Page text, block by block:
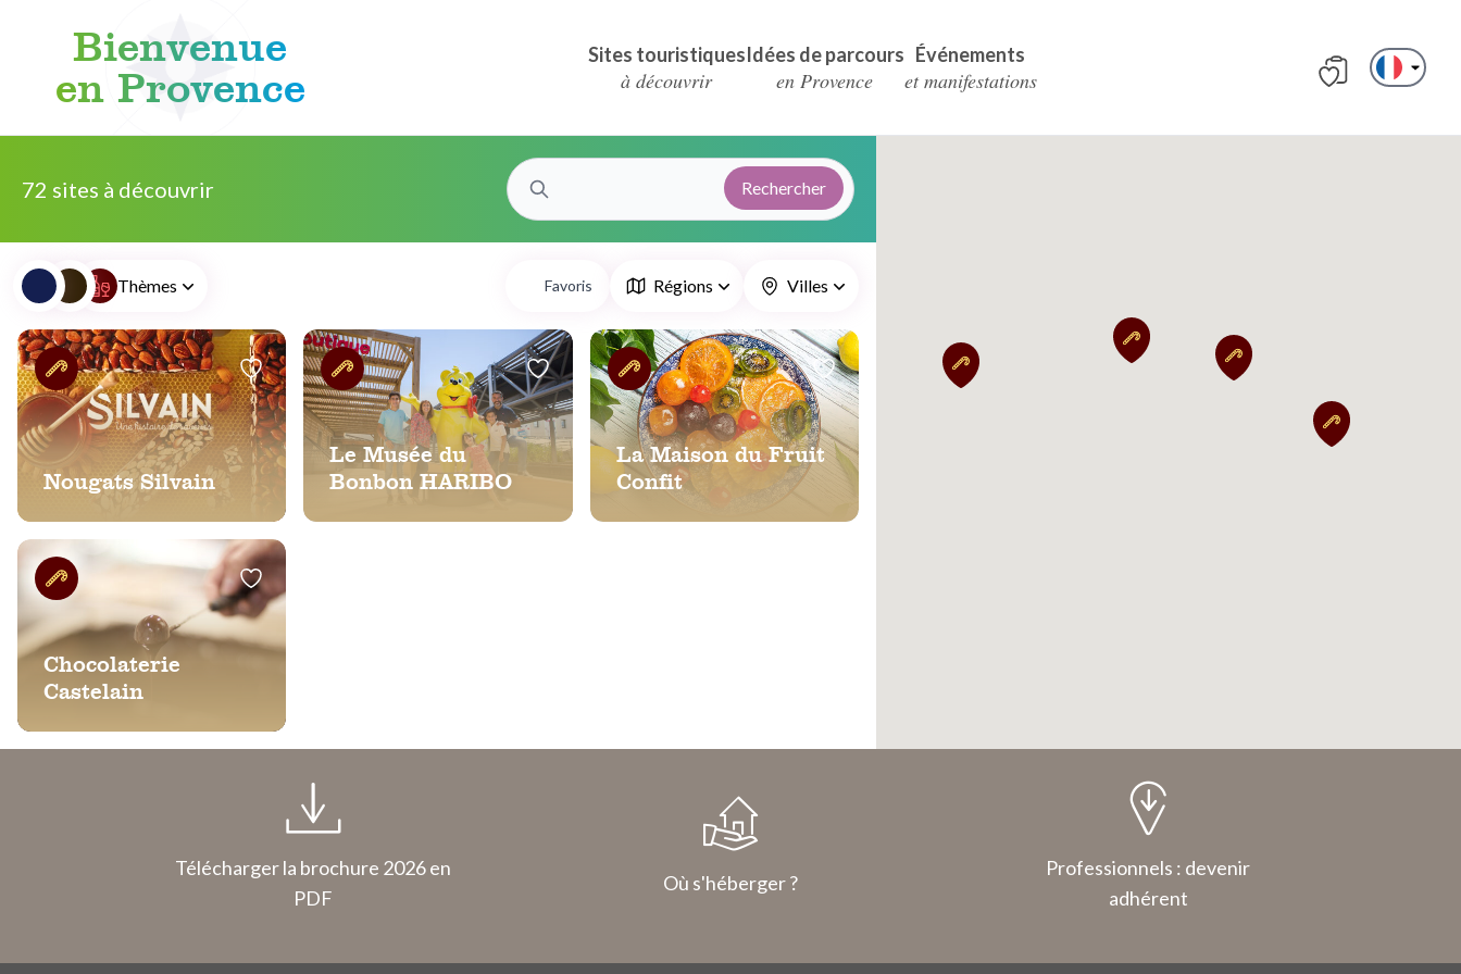
Bienvenue
en Provence
Sites touristiques
à découvrir
Idées de parcours
en Provence
Événements
et manifestations
72 sites à découvrir Rechercher
Thèmes Favoris Régions Villes
Nougats Silvain
Le Musée du
Bonbon HARIBO
La Maison du Fruit
Confit
Chocolaterie
Castelain
Télécharger la brochure 2026 en
PDF
Où s'héberger ?
Professionnels : devenir
adhérent